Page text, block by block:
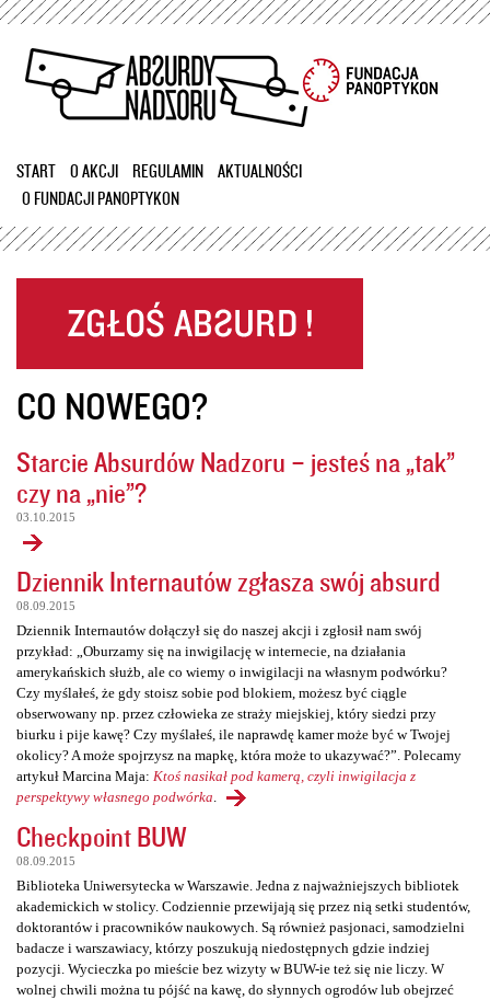
Przejdź
treści
START O AKCJI REGULAMIN
AKTUALNOŚCI
O FUNDACJI PANOPTYKON
CO NOWEGO?
Starcie Absurdów Nadzoru – jesteś na „tak”
czy na „nie”?
03.10.2015
Dziennik Internautów zgłasza swój absurd
08.09.2015
Dziennik Internautów dołączył się do naszej akcji i zgłosił nam swój
przykład: „Oburzamy się na inwigilację w internecie, na działania
amerykańskich służb, ale co wiemy o inwigilacji na własnym podwórku?
Czy myślałeś, że gdy stoisz sobie pod blokiem, możesz być ciągle
obserwowany np. przez człowieka ze straży miejskiej, który siedzi przy
biurku i pije kawę? Czy myślałeś, ile naprawdę kamer może być w Twojej
okolicy? A może spojrzysz na mapkę, która może to ukazywać?”. Polecamy
artykuł Marcina Maja: Ktoś nasikał pod kamerą, czyli inwigilacja z
perspektywy własnego podwórka
Checkpoint BUW
08.09.2015
Biblioteka Uniwersytecka w Warszawie. Jedna z najważniejszych bibliotek
akademickich w stolicy. Codziennie przewijają się przez nią setki studentów,
doktorantów i pracowników naukowych. Są również pasjonaci, samodzielni
badacze i warszawiacy, którzy poszukują niedostępnych gdzie indziej
pozycji. Wycieczka po mieście bez wizyty w BUW-ie też się nie liczy. W
wolnej chwili można tu pójść na kawę, do słynnych ogrodów lub obejrzeć